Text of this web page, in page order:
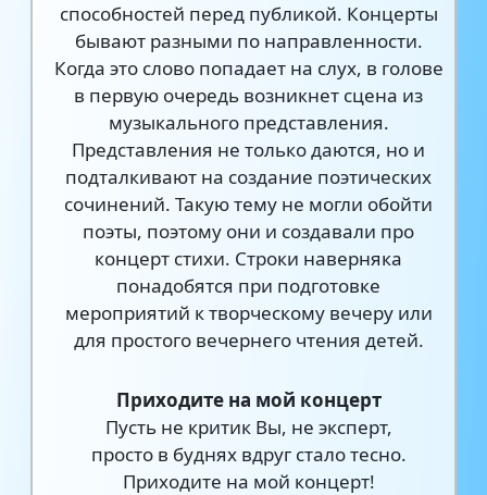
способностей перед публикой. Концерты
бывают разными по направленности.
Когда это слово попадает на слух, в голове
в первую очередь возникнет сцена из
музыкального представления.
Представления не только даются, но и
подталкивают на создание поэтических
сочинений. Такую тему не могли обойти
поэты, поэтому они и создавали про
концерт стихи. Строки наверняка
понадобятся при подготовке
мероприятий к творческому вечеру или
для простого вечернего чтения детей.
Приходите на мой концерт
Пусть не критик Вы, не эксперт,
просто в буднях вдруг стало тесно.
Приходите на мой концерт!